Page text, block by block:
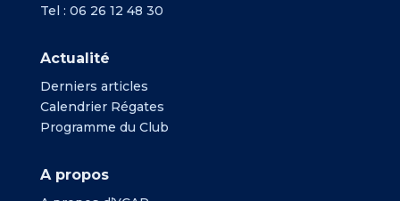
Tel : 06 26 12 48 30
Actualité
Derniers articles
Calendrier Régates
Programme du Club
A propos